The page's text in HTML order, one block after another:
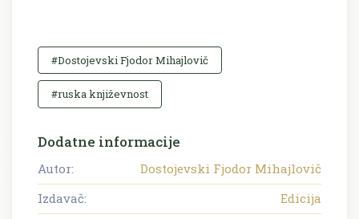
#Dostojevski Fjodor Mihajlovič
#ruska književnost
Dodatne informacije
Autor:
Dostojevski Fjodor Mihajlovič
Izdavač:
Edicija